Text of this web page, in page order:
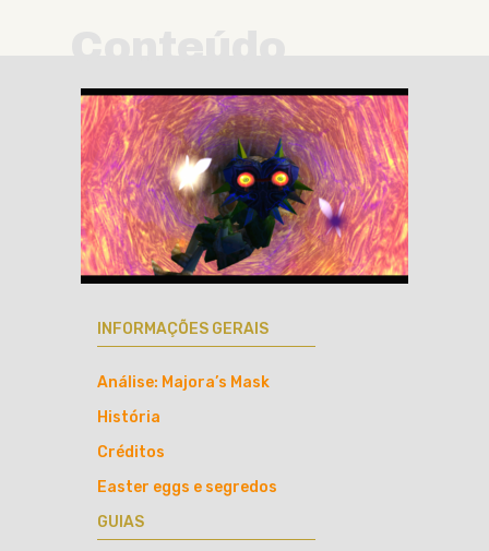
INFORMAÇÕES GERAIS
Análise: Majora’s Mask
História
Créditos
Easter eggs e segredos
GUIAS